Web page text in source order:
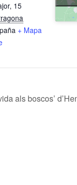
15
+ Mapa
als boscos’